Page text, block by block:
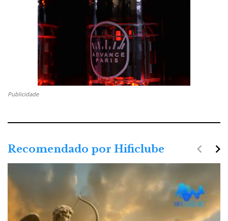
Publicidade
Recomendado por Hificlube navigate_next
navigate_before